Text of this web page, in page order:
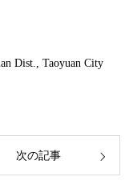
Dist., Taoyuan City
次の記事